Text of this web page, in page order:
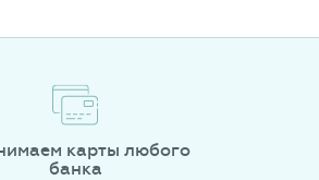
карты любого
банка